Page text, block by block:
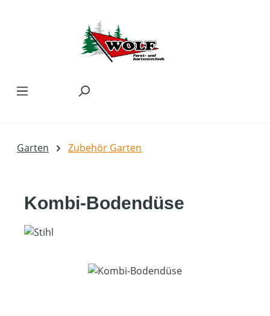
Garten Zubehör Garten
Kombi-Bodendüse
Bildergalerie überspringen